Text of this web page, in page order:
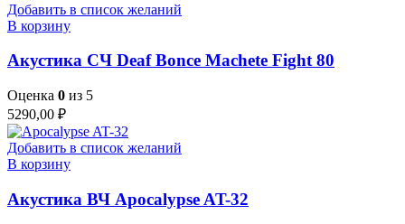
Добавить в список желаний
В корзину
Акустика СЧ Deaf Bonce Machete Fight 80
Оценка 0 из 5
5290,00 ₽
Добавить в список желаний
В корзину
Акустика ВЧ Apocalypse AT-32